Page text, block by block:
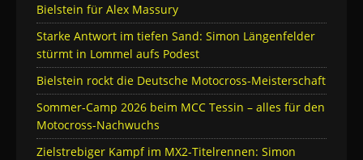
Bielstein für Alex Massury
Starke Antwort im tiefen Sand: Simon Längenfelder
stürmt in Lommel aufs Podest
Bielstein rockt die Deutsche Motocross-Meisterschaft
Sommer-Camp 2026 beim MCC Tessin – alles für den
Motocross-Nachwuchs
Zielstrebiger Kampf im MX2-Titelrennen: Simon